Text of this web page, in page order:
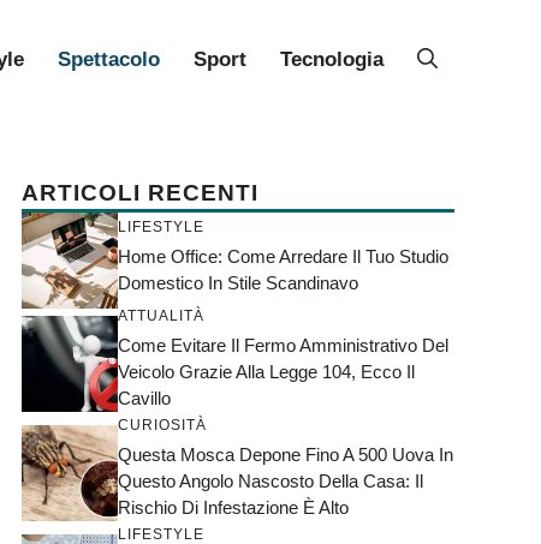
Spettacolo Sport Tecnologia
ARTICOLI RECENTI
LIFESTYLE
Home Office: Come Arredare Il Tuo Studio
Domestico In Stile Scandinavo
ATTUALITÀ
Come Evitare Il Fermo Amministrativo Del
Veicolo Grazie Alla Legge 104, Ecco Il
Cavillo
CURIOSITÀ
Questa Mosca Depone Fino A 500 Uova In
Questo Angolo Nascosto Della Casa: Il
Rischio Di Infestazione È Alto
LIFESTYLE